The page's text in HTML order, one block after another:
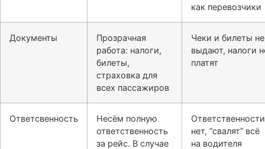
как перевозчики
Документы
Прозрачная
работа: налоги,
билеты,
страховка для
всех пассажиров
Чеки и билеты не
выдают, налоги
платят
Ответсвенность
Несём полную
ответственность
за рейс. В случае
Ответственности
нет, “свалят” всё
на водителя